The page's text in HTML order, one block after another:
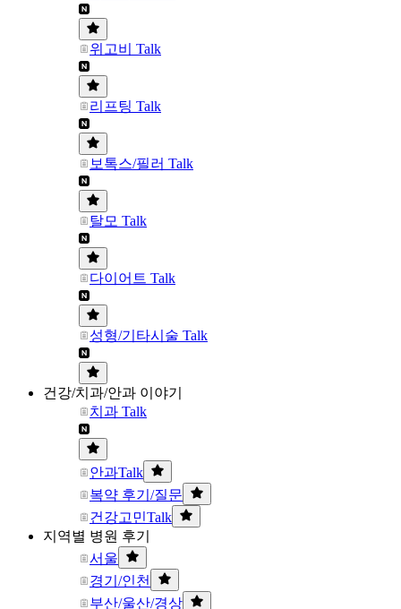
위고비 Talk
리프팅 Talk
보톡스/필러 Talk
탈모 Talk
다이어트 Talk
성형/기타시술 Talk
건강/치과/안과 이야기
치과 Talk
안과Talk
복약 후기/질문
건강고민Talk
지역별 병원 후기
서울
경기/인천
부산/울산/경상